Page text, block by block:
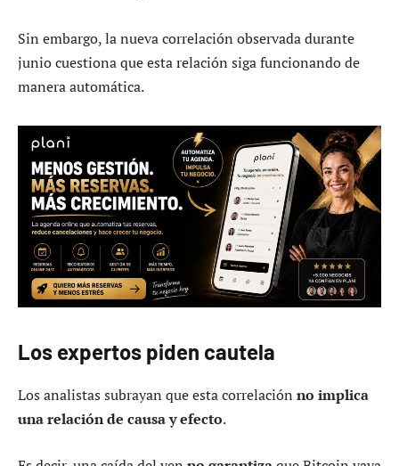
Sin embargo, la nueva correlación observada durante
junio cuestiona que esta relación siga funcionando de
manera automática.
Los expertos piden cautela
Los analistas subrayan que esta correlación no implica
una relación de causa y efecto.